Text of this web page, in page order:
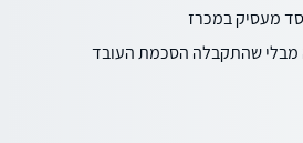
מעסיק במכרז
שהתקבלה הסכמת העובד